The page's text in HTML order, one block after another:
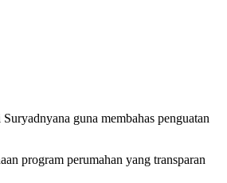
guna membahas penguatan
program perumahan yang transparan